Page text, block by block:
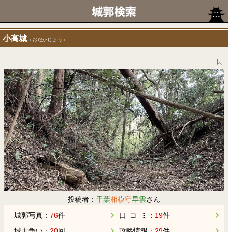
小高城 （おだかじょう）
投稿者： 千葉相模守早雲さん
城郭写真： 76件
口 コ ミ： 19件